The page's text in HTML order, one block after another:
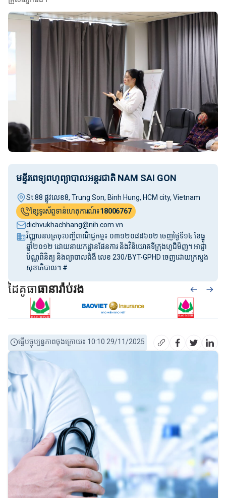
មន្ទីរពេទ្យពហុព្យាបាលអន្តរជាតិ NAM SAI GON
St 88 ផ្លូវលេខ8, Trung Son, Binh Hung, HCM city, Vietnam
ខ្សែទូរស័ព្ទទាន់ហេតុការណ៍៖18006767
dichvukhachhang@nih.com.vn
វិញ្ញាបនបត្រចុះបញ្ជីពាណិជ្ជកម្ម៖ ០៣១២០៨៨៦០២ ចេញថ្ងៃទី១៤ ខែធ្នូ
ឆ្នាំ២០១២ ដោយនាយកដ្ឋានផែនការ និងវិនិយោគទីក្រុងហូជីមិញ។ អាជ្ញា
ប័ណ្ណពិនិត្យ និងព្យាបាលជំងឺ លេខ 230/BYT-GPHD ចេញដោយក្រសួង
សុខាភិបាល។ #
ដៃគូធាធានារ៉ាប់រង
ធ្វើបច្ចុប្បន្នភាពចុងក្រោយ៖ 10:10 29/11/2025